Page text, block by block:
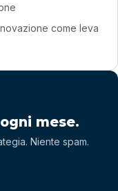
come leva
mese.
Niente spam.